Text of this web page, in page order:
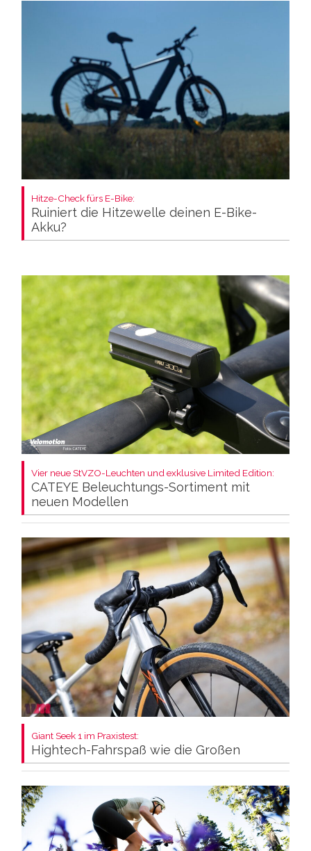
Hitze-Check fürs E-Bike:
Ruiniert die Hitzewelle deinen E-Bike-
Akku?
Vier neue StVZO-Leuchten und exklusive Limited Edition:
CATEYE Beleuchtungs-Sortiment mit
neuen Modellen
Giant Seek 1 im Praxistest:
Hightech-Fahrspaß wie die Großen